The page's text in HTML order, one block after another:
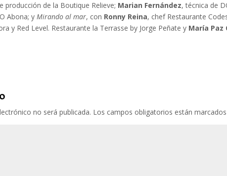
producción de la Boutique Relieve; Marian Fernández, técnica de
Abona; yMirando al mar, con Ronny Reina, chef Restaurante
y Red Level. Restaurante la Terrasse by Jorge Peñate y María Paz
no será publicada. Los campos obligatorios están